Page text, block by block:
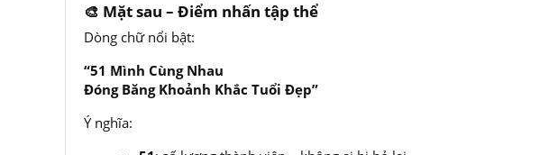
🎨 Mặt sau – Điểm nhấn tập thể
Dòng chữ nổi bật:
“51 Mình Cùng Nhau
Đóng Băng Khoảnh Khắc Tuổi Đẹp”
Ý nghĩa: